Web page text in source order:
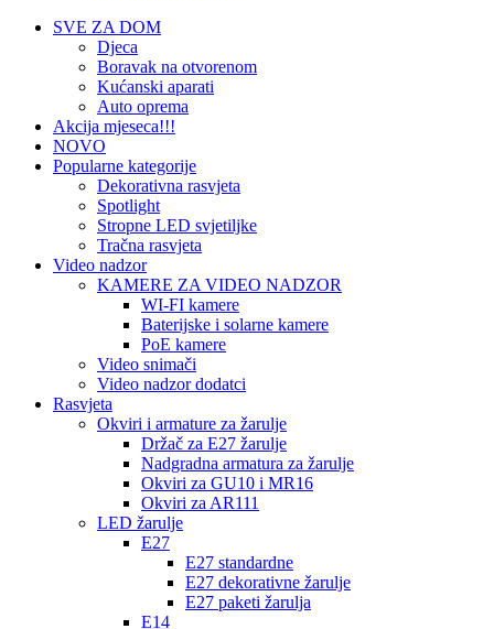
SVE ZA DOM
Djeca
Boravak na otvorenom
Kućanski aparati
Auto oprema
Akcija mjeseca!!!
NOVO
Popularne kategorije
Dekorativna rasvjeta
Spotlight
Stropne LED svjetiljke
Tračna rasvjeta
Video nadzor
KAMERE ZA VIDEO NADZOR
WI-FI kamere
Baterijske i solarne kamere
PoE kamere
Video snimači
Video nadzor dodatci
Rasvjeta
Okviri i armature za žarulje
Držač za E27 žarulje
Nadgradna armatura za žarulje
Okviri za GU10 i MR16
Okviri za AR111
LED žarulje
E27
E27 standardne
E27 dekorativne žarulje
E27 paketi žarulja
E14